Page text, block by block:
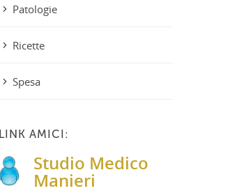
Patologie
Ricette
Spesa
LINK AMICI:
Studio Medico
Manieri